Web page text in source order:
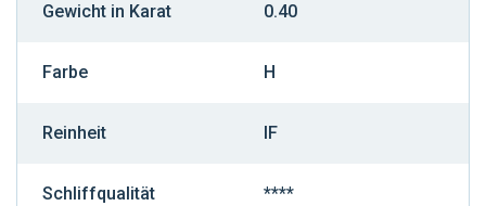
Gewicht in Karat 0.40
Farbe H
Reinheit IF
Schliffqualität ****